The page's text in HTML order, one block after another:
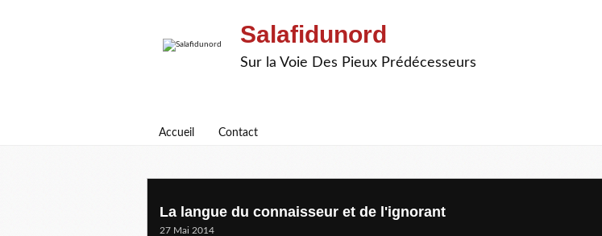
Salafidunord
Sur la Voie Des Pieux Prédécesseurs
Accueil Contact
La langue du connaisseur et de l'ignorant
27 Mai 2014